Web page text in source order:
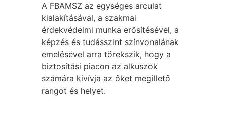
A FBAMSZ az egységes arculat
kialakításával, a szakmai
érdekvédelmi munka erősítésével, a
képzés és tudásszint színvonalának
emelésével arra törekszik, hogy a
biztosítási piacon az alkuszok
számára kivívja az őket megillető
rangot és helyet.